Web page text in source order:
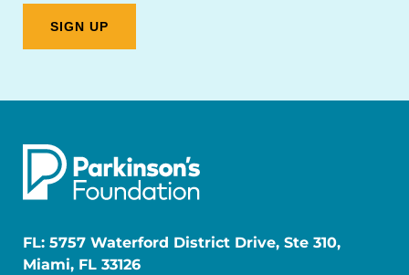
FL: 5757 Waterford District Drive, Ste 310,
Miami, FL 33126